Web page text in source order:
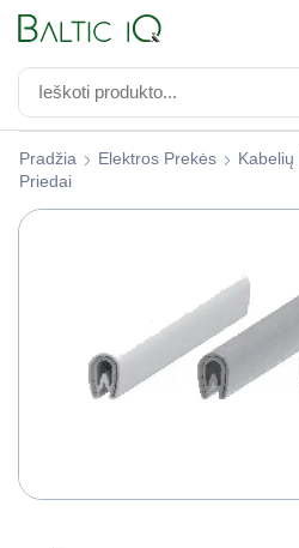
Pradžia Elektros Prekės
Priedai